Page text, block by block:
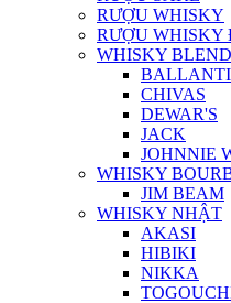
RƯỢU WHISKY
RƯỢU WHISKY
WHISKY BLEND
CHIVAS
DEWAR'S
JACK
JOHNNIE
WHISKY
JIM BEAM
WHISKY NHẬT
AKASI
HIBIKI
NIKKA